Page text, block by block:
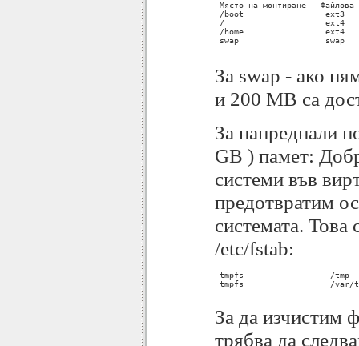
Място на монтиране
/boot                 ext3
/                     ext4
/home                 ext4
swap                  swap
За swap - ако
и 200 МB са
За напреднали
GB ) памет:
системи във
предотвратим
системата. Това
/etc/fstab:
tmpfs			/tmp			tmpfs	defaults	0 0
tmpfs			/var/tmp			tmpfs	defaults	0 0
За да изчистим
трябва да